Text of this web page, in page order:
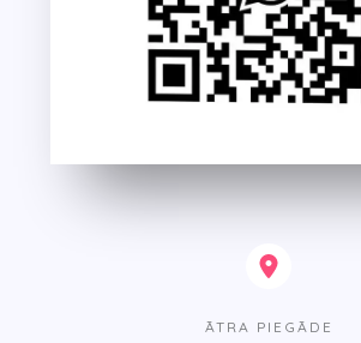
ĀTRA PIEGĀDE